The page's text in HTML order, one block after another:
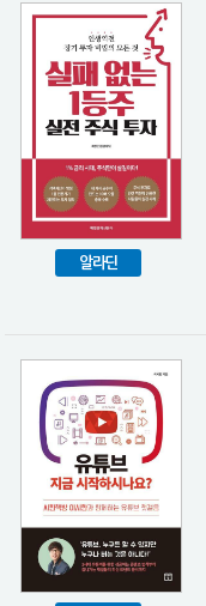
알라딘